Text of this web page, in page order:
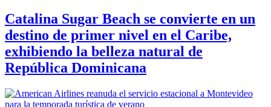
Catalina Sugar Beach se convierte en un
destino de primer nivel en el Caribe,
exhibiendo la belleza natural de
República Dominicana